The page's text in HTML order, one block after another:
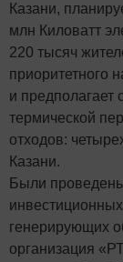
Казани,
млн Киловатт
220 тысяч
приоритетного
и предполагает
термической
отходов:
Казани.
Были
генерирующих
организация